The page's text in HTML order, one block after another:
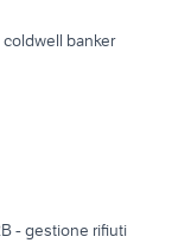
banker
- gestione rifiuti